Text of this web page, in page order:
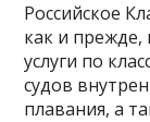
Российское
как и прежде,
услуги по
судов
плавания, а